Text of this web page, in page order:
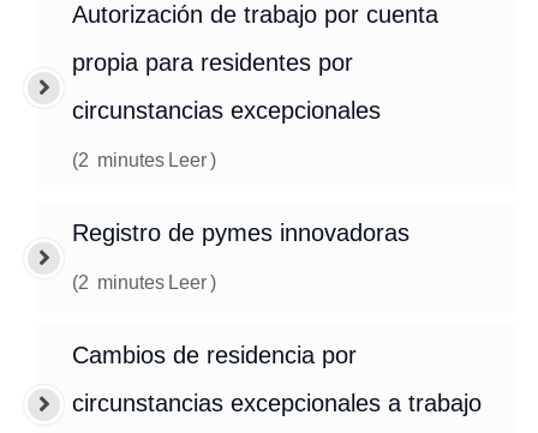
Autorización de trabajo por cuenta
propia para residentes por
circunstancias excepcionales
(2 minutes Leer)
Registro de pymes innovadoras
(2 minutes Leer)
Cambios de residencia por
circunstancias excepcionales a trabajo